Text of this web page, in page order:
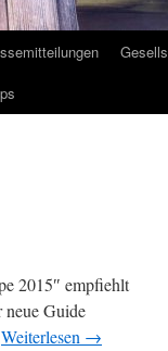
2015″ empfiehlt
Guide
Weiterlesen →